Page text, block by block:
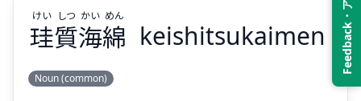
Show answer
Suspend
珪質海綿
けい しつ かい めん
keishitsukaimen
Noun (common)